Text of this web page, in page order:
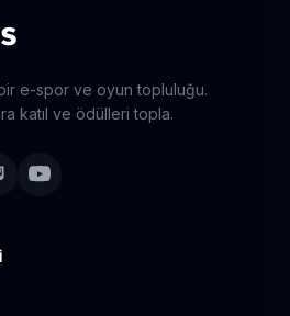
e-spor ve oyun topluluğu.
katıl ve ödülleri topla.